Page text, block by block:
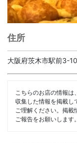
住所
大阪府茨木市駅前3-
こちらのお店の情報
収集した情報を掲載し
ご理解ください。掲載
ご報告をお願いします。